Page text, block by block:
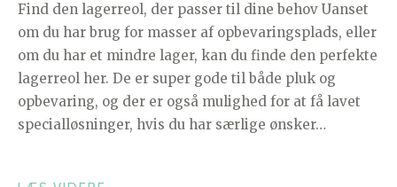
Find den lagerreol, der passer til dine behov Uanset
om du har brug for masser af opbevaringsplads, eller
om du har et mindre lager, kan du finde den perfekte
lagerreol her. De er super gode til både pluk og
opbevaring, og der er også mulighed for at få lavet
specialløsninger, hvis du har særlige ønsker…